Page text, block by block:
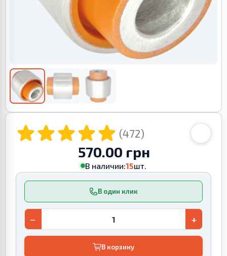
(472)
570.00 грн
В наличии:15шт.
В один клик
− +
В корзину